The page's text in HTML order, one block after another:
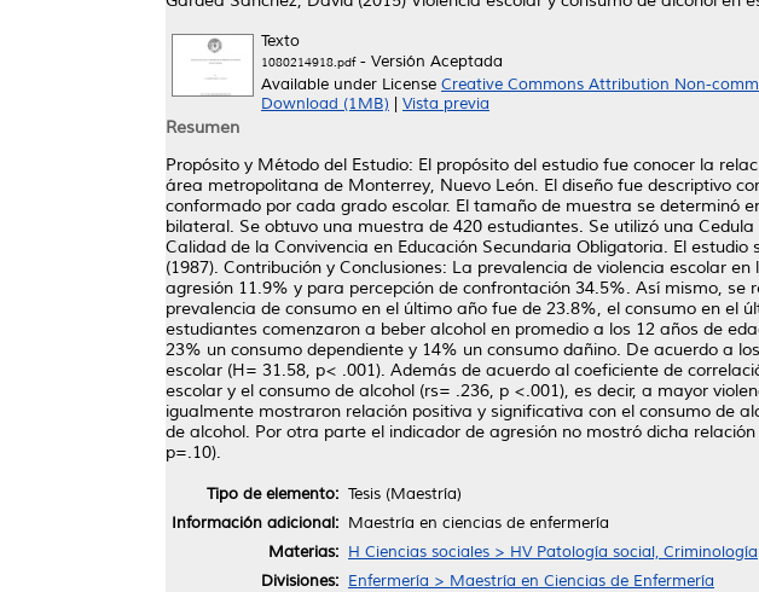
Texto
1080214918.pdf- Versión Aceptada
Available under License Creative Commons Attribution Non-
Download (1MB)
Vista previa
Resumen
Propósito y Método del Estudio: El propósito del estudio fue conocer la
área metropolitana de Monterrey, Nuevo León. El diseño fue descriptivo
conformado por cada grado escolar. El tamaño de muestra se determinó
bilateral. Se obtuvo una muestra de 420 estudiantes. Se utilizó una
Calidad de la Convivencia en Educación Secundaria Obligatoria. El
(1987). Contribución y Conclusiones: La prevalencia de violencia escolar
agresión 11.9% y para percepción de confrontación 34.5%. Así mismo,
prevalencia de consumo en el último año fue de 23.8%, el consumo en el
estudiantes comenzaron a beber alcohol en promedio a los 12 años de
23% un consumo dependiente y 14% un consumo dañino. De acuerdo a
escolar (H= 31.58, p< .001). Además de acuerdo al coeficiente de
escolar y el consumo de alcohol (rs= .236, p <.001), es decir, a mayor
igualmente mostraron relación positiva y significativa con el consumo de
de alcohol. Por otra parte el indicador de agresión no mostró dicha
p=.10).
Tipo de elemento: Tesis (Maestría)
Información adicional: Maestría en ciencias de enfermería
Materias: H Ciencias sociales > HV Patología social, Criminología
Divisiones: Enfermería > Maestría en Ciencias de Enfermería